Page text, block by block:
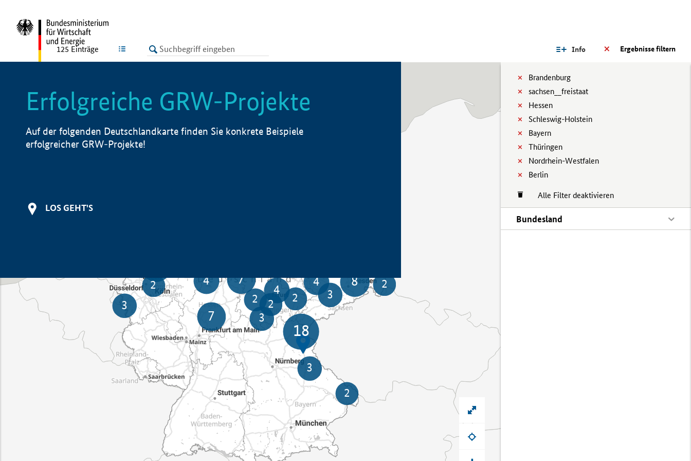
LISTE Ergebnisse filtern
Info
Brandenburg
sachsen__freistaat
Hessen
Schleswig-Holstein
Bayern
Thüringen
Nordrhein-Westfalen
Berlin
Alle Filter deaktivieren
Bundesland
125 Einträge
Erfolgreiche GRW-Projekte
Auf der folgenden Deutschlandkarte finden Sie konkrete Beispiele
erfolgreicher GRW-Projekte!
LOS GEHT'S